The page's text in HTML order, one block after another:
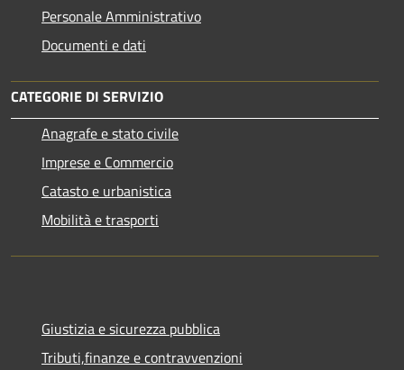
Personale Amministrativo
Documenti e dati
CATEGORIE DI SERVIZIO
Anagrafe e stato civile
Imprese e Commercio
Catasto e urbanistica
Mobilità e trasporti
Giustizia e sicurezza pubblica
Tributi,finanze e contravvenzioni